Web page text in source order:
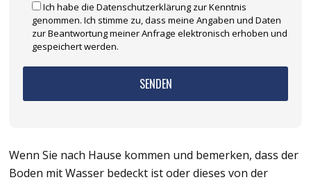
Ich habe die Datenschutzerklärung zur Kenntnis
genommen. Ich stimme zu, dass meine Angaben und Daten
zur Beantwortung meiner Anfrage elektronisch erhoben und
gespeichert werden.
Wenn Sie nach Hause kommen und bemerken, dass der
Boden mit Wasser bedeckt ist oder dieses von der